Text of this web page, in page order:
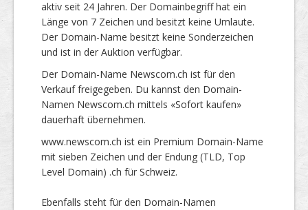
aktiv seit 24 Jahren. Der Domainbegriff hat ein
Länge von 7 Zeichen und besitzt keine Umlaute.
Der Domain-Name besitzt keine Sonderzeichen
und ist in der Auktion verfügbar.
Der Domain-Name Newscom.ch ist für den
Verkauf freigegeben. Du kannst den Domain-
Namen Newscom.ch mittels «Sofort kaufen»
dauerhaft übernehmen.
www.newscom.ch ist ein Premium Domain-Name
mit sieben Zeichen und der Endung (TLD, Top
Level Domain) .ch für Schweiz.
Ebenfalls steht für den Domain-Namen